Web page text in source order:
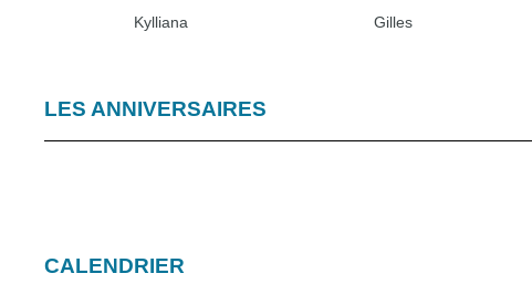
Kylliana Gilles
LES ANNIVERSAIRES
CALENDRIER